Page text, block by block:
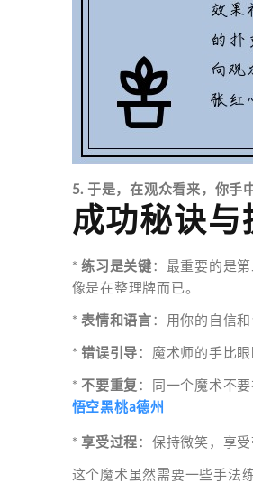
5. 于是，在观众看来，你手
成功秘诀与
* 练习是关键：最重要的是
像是在整理牌而已。
* 表情和语言：用你的自信
* 错误引导：魔术师的手比
* 不要重复 ：同一个魔术不
悟空黑桃a德州
* 享受过程：保持微笑，享
这个魔术虽然需要一些手法